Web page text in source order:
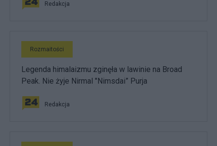
Redakcja
Rozmaitości
Legenda himalaizmu zginęła w lawinie na Broad
Peak. Nie żyje Nirmal "Nimsdai” Purja
Redakcja